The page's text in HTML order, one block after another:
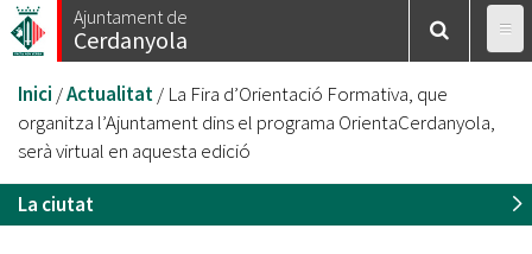
Vés
al
Ajuntament de
Cerdanyola
Esteu
aquí
Inici /Actualitat/ La Fira d’Orientació Formativa, que
organitza l’Ajuntament dins el programa OrientaCerdanyola,
serà virtual en aquesta edició
La ciutat